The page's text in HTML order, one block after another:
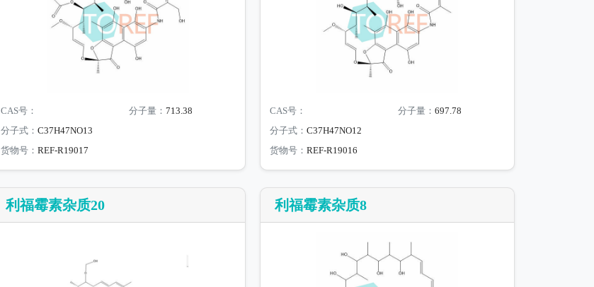
CAS号： 分子量： 713.38
分子式： C37H47NO13
货物号： REF-R19017
CAS号： 分子量： 697.78
分子式： C37H47NO12
货物号： REF-R19016
利福霉素杂质20 利福霉素杂质8